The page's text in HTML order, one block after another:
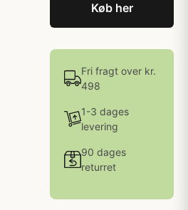
Køb her
Fri fragt over kr.
498
1-3 dages
levering
90 dages
returret